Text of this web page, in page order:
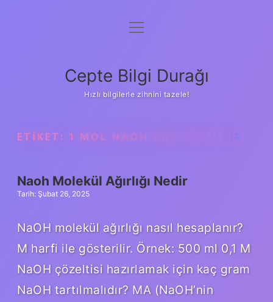
Anasayfa
Yasal Uyarı
menüyü
Cepte Bilgi Durağı
Hızlı bilgilerle zihnini tazele!
ETIKET: 1 MOL NAOH KAÇ GRAMDIR
Naoh Molekül Ağırlığı Nedir
Tarih: Şubat 26, 2025
NaOH molekül ağırlığı nasıl hesaplanır?
M harfi ile gösterilir. Örnek: 500 ml 0,1 M
NaOH çözeltisi hazırlamak için kaç gram
NaOH tartılmalıdır? MA (NaOH’nin